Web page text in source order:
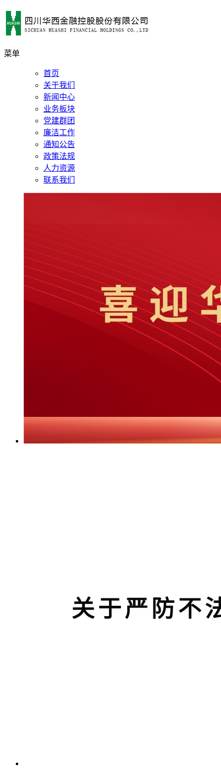
菜单
首页
关于我们
新闻中心
业务板块
党建群团
廉洁工作
通知公告
政策法规
人力资源
联系我们